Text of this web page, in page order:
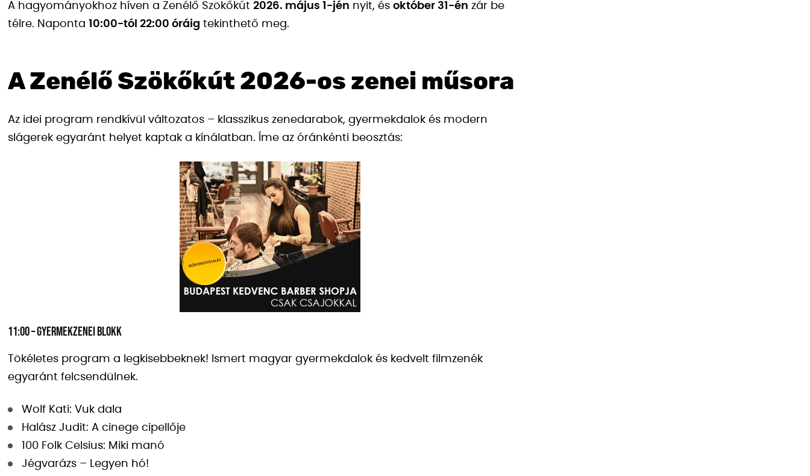
A hagyományokhoz híven a Zenélő Szökőkút 2026. május 1-jén nyit, és október 31-én zár be
télre. Naponta 10:00-tól 22:00 óráig tekinthető meg.
A Zenélő Szökőkút 2026-os zenei műsora
Az idei program rendkívül változatos – klasszikus zenedarabok, gyermekdalok és modern
slágerek egyaránt helyet kaptak a kínálatban. Íme az óránkénti beosztás:
11:00 – Gyermekzenei blokk
Tökéletes program a legkisebbeknek! Ismert magyar gyermekdalok és kedvelt filmzenék
egyaránt felcsendülnek.
Wolf Kati: Vuk dala
Halász Judit: A cinege cipellője
100 Folk Celsius: Miki manó
Jégvarázs – Legyen hó!